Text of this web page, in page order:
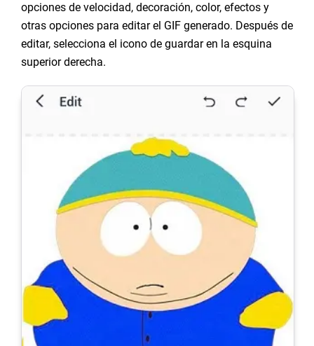
opciones de velocidad, decoración, color, efectos y
otras opciones para editar el GIF generado. Después de
editar, selecciona el icono de guardar en la esquina
superior derecha.